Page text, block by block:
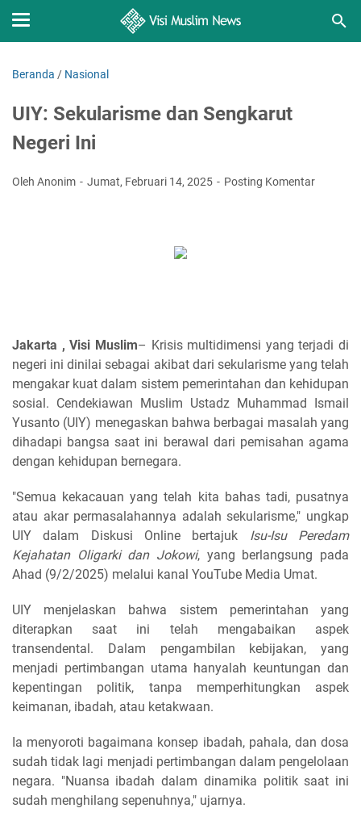
Beranda / Nasional
UIY: Sekularisme dan Sengkarut
Negeri Ini
Oleh Anonim Jumat, Februari 14, 2025 Posting Komentar
Jakarta , Visi Muslim– Krisis multidimensi yang terjadi di
negeri ini dinilai sebagai akibat dari sekularisme yang telah
mengakar kuat dalam sistem pemerintahan dan kehidupan
sosial. Cendekiawan Muslim Ustadz Muhammad Ismail
Yusanto (UIY) menegaskan bahwa berbagai masalah yang
dihadapi bangsa saat ini berawal dari pemisahan agama
dengan kehidupan bernegara.
"Semua kekacauan yang telah kita bahas tadi, pusatnya
atau akar permasalahannya adalah sekularisme," ungkap
UIY dalam Diskusi Online bertajuk Isu-Isu Peredam
Kejahatan Oligarki dan Jokowi, yang berlangsung pada
Ahad (9/2/2025) melalui kanal YouTube Media Umat.
UIY menjelaskan bahwa sistem pemerintahan yang
diterapkan saat ini telah mengabaikan aspek
transendental. Dalam pengambilan kebijakan, yang
menjadi pertimbangan utama hanyalah keuntungan dan
kepentingan politik, tanpa memperhitungkan aspek
keimanan, ibadah, atau ketakwaan.
Ia menyoroti bagaimana konsep ibadah, pahala, dan dosa
sudah tidak lagi menjadi pertimbangan dalam pengelolaan
negara. "Nuansa ibadah dalam dinamika politik saat ini
sudah menghilang sepenuhnya," ujarnya.